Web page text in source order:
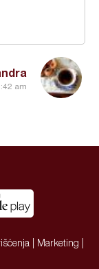
am
Marketing